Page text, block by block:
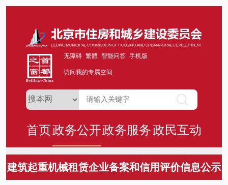
无障碍 繁體 智能问答 手机版
访问我的专属空间
首页政务公开政务服务政民互动
建筑起重机械租赁企业备案和信用评价信息公示